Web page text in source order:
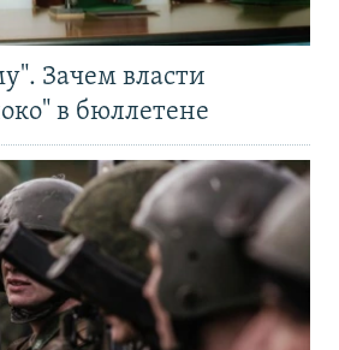
Зачем власти
в бюллетене